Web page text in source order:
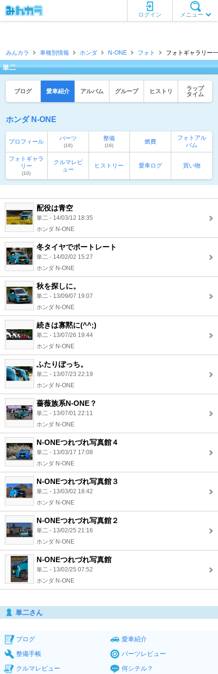
メニュー
ログイン
みんカラ 車種別情報 ホンダ N-ONE フォト フォトギャラリー
単二
ブログ 愛車紹介 アルバム グループ ヒストリ
ラップ
タイム
ホンダ N-ONE
プロフィール パーツ
(16)
整備
(16)
燃費
フォトアル
バム
フォトギャラ
リー
(10)
クルマレビ
ュー
ヒストリー 愛車ログ 買い物
配役は青空
単二 - 14/03/12 18:35
ホンダ N-ONE
冬タイヤでポートレート
単二 - 14/02/02 15:27
ホンダ N-ONE
秋を探しに。
単二 - 13/09/07 19:07
ホンダ N-ONE
続きは寡黙に(^^;)
単二 - 13/07/26 19:44
ホンダ N-ONE
ふたりぼっち。
単二 - 13/07/23 22:19
ホンダ N-ONE
薔薇族系N-ONE？
単二 - 13/07/01 22:11
ホンダ N-ONE
N-ONEつれづれ写真館４
単二 - 13/03/17 17:08
ホンダ N-ONE
N-ONEつれづれ写真館３
単二 - 13/03/02 18:42
ホンダ N-ONE
N-ONEつれづれ写真館２
単二 - 13/02/25 21:16
ホンダ N-ONE
N-ONEつれづれ写真館
単二 - 13/02/25 07:52
ホンダ N-ONE
単二さん
ブログ
愛車紹介
整備手帳
パーツレビュー
クルマレビュー
何シテル？